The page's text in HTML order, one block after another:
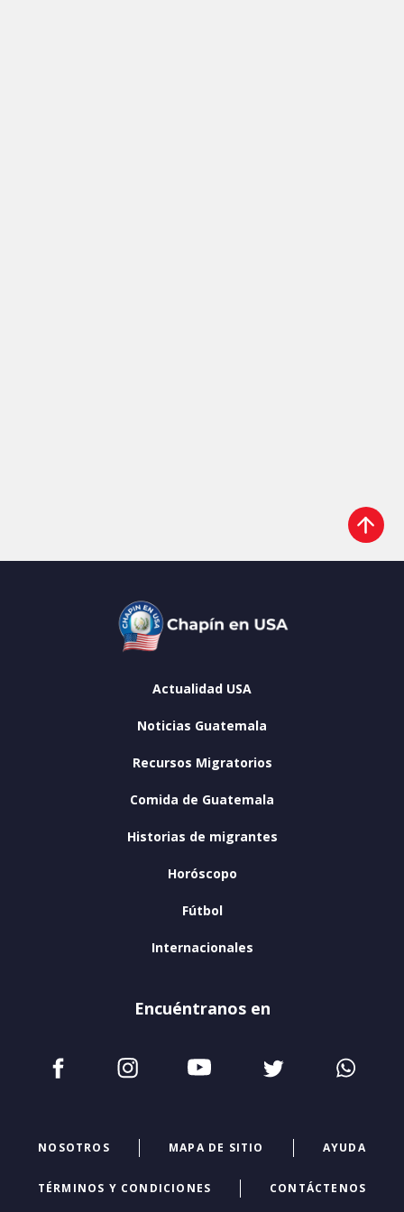
Actualidad USA
Noticias Guatemala
Recursos Migratorios
Comida de Guatemala
Historias de migrantes
Horóscopo
Fútbol
Internacionales
Encuéntranos en
NOSOTROS MAPA DE SITIO AYUDA
TÉRMINOS Y CONDICIONES CONTÁCTENOS